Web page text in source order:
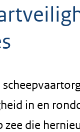
in en
zee die